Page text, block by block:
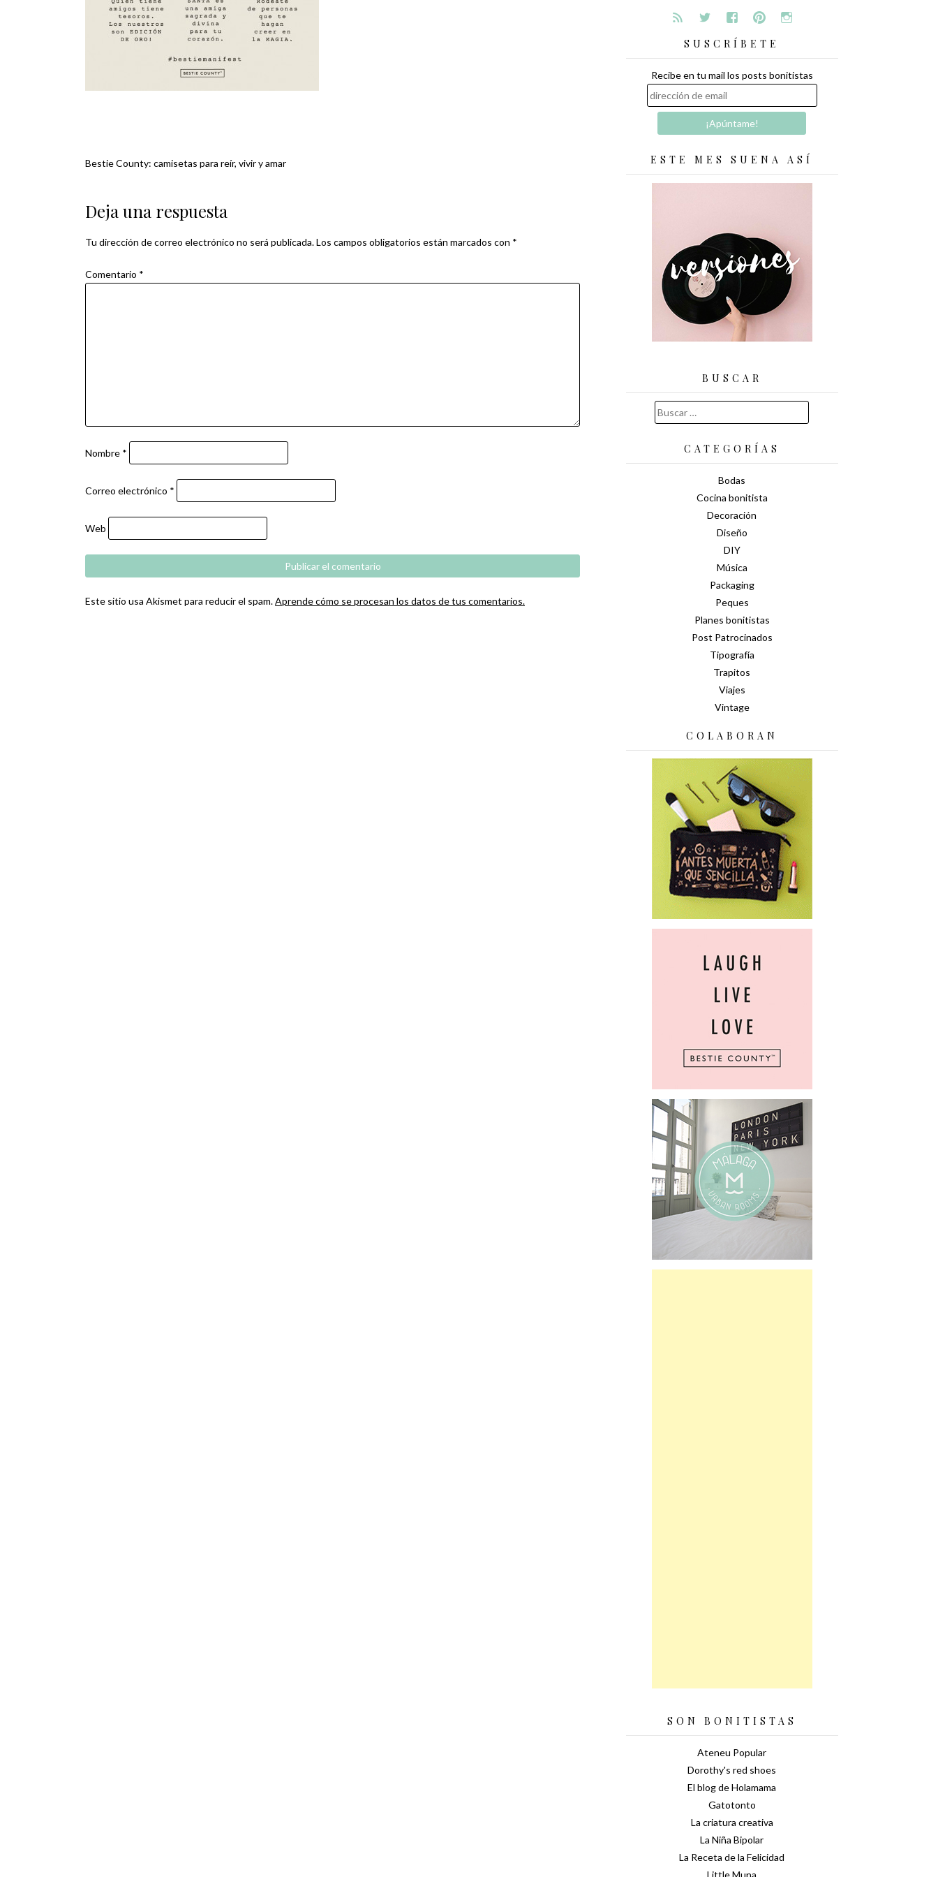
Navegación
de
entradas
Bestie County: camisetas para reír, vivir y amar
Deja una respuesta
Tu dirección de correo electrónico no será publicada.Los campos obligatorios están marcados con *
Comentario *
Nombre *
Correo electrónico *
Web
Este sitio usa Akismet para reducir el spam.Aprende cómo se procesan los datos de tus comentarios.
SUSCRÍBETE
Recibe en tu mail los posts bonitistas
ESTE MES SUENA ASÍ
BUSCAR
Buscar:
CATEGORÍAS
Bodas
Cocina bonitista
Decoración
Diseño
DIY
Música
Packaging
Peques
Planes bonitistas
Post Patrocinados
Tipografía
Trapitos
Viajes
Vintage
COLABORAN
SON BONITISTAS
Ateneu Popular
Dorothy's red shoes
El blog de Holamama
Gatotonto
La criatura creativa
La Niña Bipolar
La Receta de la Felicidad